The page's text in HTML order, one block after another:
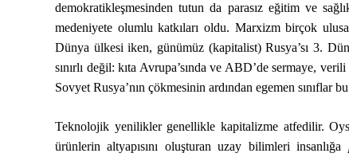
demokratikleşmesinden tutun da parasız eğitim ve
medeniyete olumlu katkıları oldu. Marxizm birçok
Dünya ülkesi iken, günümüz (kapitalist) Rusya’sı 3.
sınırlı değil: kıta Avrupa’sında ve ABD’de sermaye,
Sovyet Rusya’nın çökmesinin ardından egemen sınıflar
Teknolojik yenilikler genellikle kapitalizme atfedilir.
ürünlerin altyapısını oluşturan uzay bilimleri insanlığa